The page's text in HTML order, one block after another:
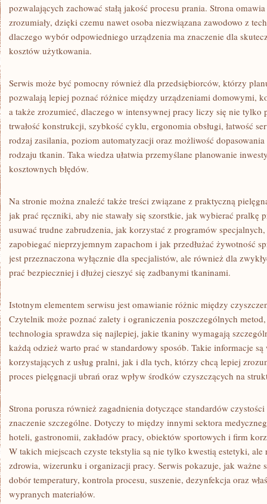
pozwalających zachować stałą jakość procesu prania. Strona
zrozumiały, dzięki czemu nawet osoba niezwiązana zawodowo z
dlaczego wybór odpowiedniego urządzenia ma znaczenie dla
kosztów użytkowania.
Serwis może być pomocny również dla przedsiębiorców, którzy
pozwalają lepiej poznać różnice między urządzeniami domowymi,
a także zrozumieć, dlaczego w intensywnej pracy liczy się nie tylko
trwałość konstrukcji, szybkość cyklu, ergonomia obsługi, łatwość
rodzaj zasilania, poziom automatyzacji oraz możliwość
rodzaju tkanin. Taka wiedza ułatwia przemyślane planowanie
kosztownych błędów.
Na stronie można znaleźć także treści związane z praktyczną
jak prać ręczniki, aby nie stawały się szorstkie, jak wybierać pralkę
usuwać trudne zabrudzenia, jak korzystać z programów
zapobiegać nieprzyjemnym zapachom i jak przedłużać żywotność
jest przeznaczona wyłącznie dla specjalistów, ale również dla
prać bezpieczniej i dłużej cieszyć się zadbanymi tkaninami.
Istotnym elementem serwisu jest omawianie różnic między
Czytelnik może poznać zalety i ograniczenia poszczególnych
technologia sprawdza się najlepiej, jakie tkaniny wymagają
każdą odzież warto prać w standardowy sposób. Takie informacje
korzystających z usług pralni, jak i dla tych, którzy chcą lepiej
proces pielęgnacji ubrań oraz wpływ środków czyszczących na
Strona porusza również zagadnienia dotyczące standardów
znaczenie szczególne. Dotyczy to między innymi sektora
hoteli, gastronomii, zakładów pracy, obiektów sportowych i firm
W takich miejscach czyste tekstylia są nie tylko kwestią estetyki,
zdrowia, wizerunku i organizacji pracy. Serwis pokazuje, jak ważne
dobór temperatury, kontrola procesu, suszenie, dezynfekcja oraz
wypranych materiałów.